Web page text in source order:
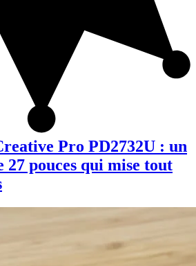
Pro PD2732U : un
pouces qui mise tout